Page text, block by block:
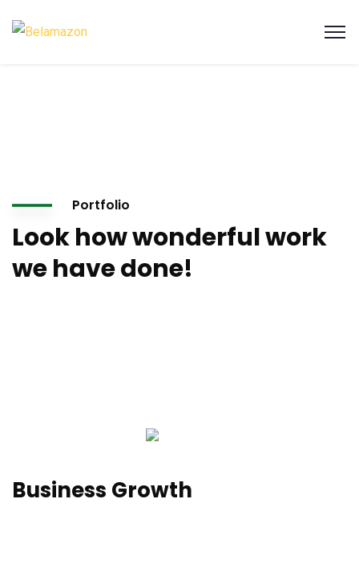
Portfolio
Look how wonderful work
we have done!
Business Growth